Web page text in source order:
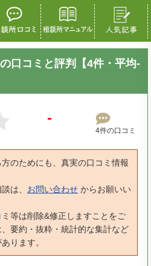
口コミと評判【4件・平均-
-
4件の口コミ
のためにも、真実の口コミ情報
は、 お問い合わせ からお願いい
等は削除&修正しますことをご
要約・抜粋・統計的な集計など
ります。